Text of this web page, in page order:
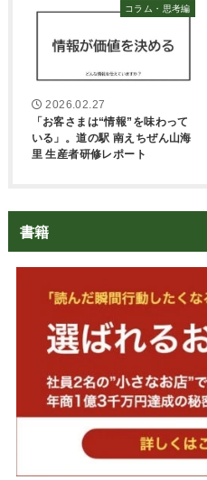
コラム・思考編
2026.02.27
「お客さまは“情報”を味わって
いる」。道の駅 南えちぜん山海
里 生産者研修レポート
書籍